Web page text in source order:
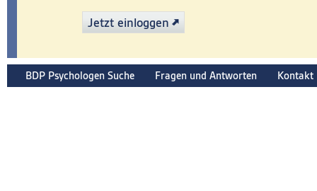
Jetzt einloggen
BDP Psychologen Suche Fragen und Antworten Kontakt